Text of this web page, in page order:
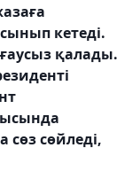
кетеді.
қалады.
сөйледі,